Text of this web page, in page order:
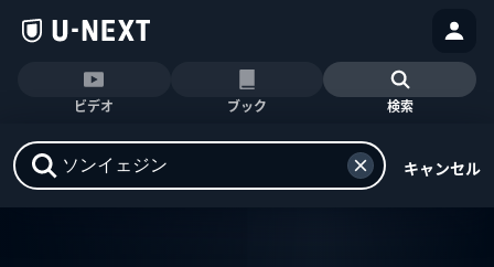
ビデオ ブック 検索
キャンセル